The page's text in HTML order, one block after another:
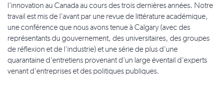
l'innovation au Canada au cours des trois dernières années. Notre
travail est mis de l'avant par une revue de littérature académique,
une conférence que nous avons tenue à Calgary (avec des
représentants du gouvernement, des universitaires, des groupes
de réflexion et de l'industrie) et une série de plus d'une
quarantaine d'entretiens provenant d'un large éventail d'experts
venant d'entreprises et des politiques publiques.